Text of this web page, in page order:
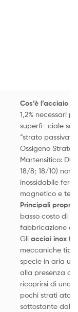
Cos’è l’acciaio
1,2% necessari
superfi- ciale
“strato
Ossigeno Strato
Martensitico:
18/8; 18/10) non
inossidabile
magnetico e
Principali
basso costo di
fabbricazione e
Gli acciai inox(o
meccaniche
specie in aria
alla presenza di
ricoprirsi di uno
pochi strati
sottostante